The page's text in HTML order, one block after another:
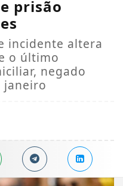
prisão
incidente altera
o último
negado
janeiro